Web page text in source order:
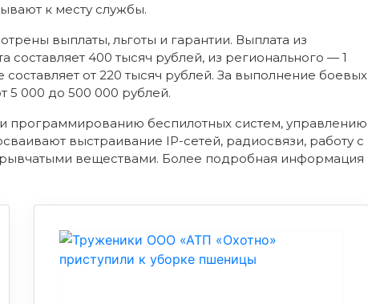
к месту службы.
выплаты, льготы и гарантии. Выплата из
400 тысяч рублей, из регионального — 1
от 220 тысяч рублей. За выполнение боевых
5 000 до 500 000 рублей.
программированию беспилотных систем, управлению
выстраивание IP-сетей, радиосвязи, работу с
веществами. Более подробная информация